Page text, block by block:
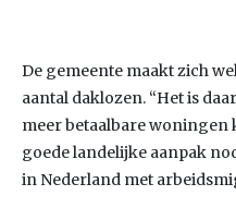
De gemeente maakt zich
aantal daklozen. “Het is
meer betaalbare woningen
goede landelijke aanpak
in Nederland met